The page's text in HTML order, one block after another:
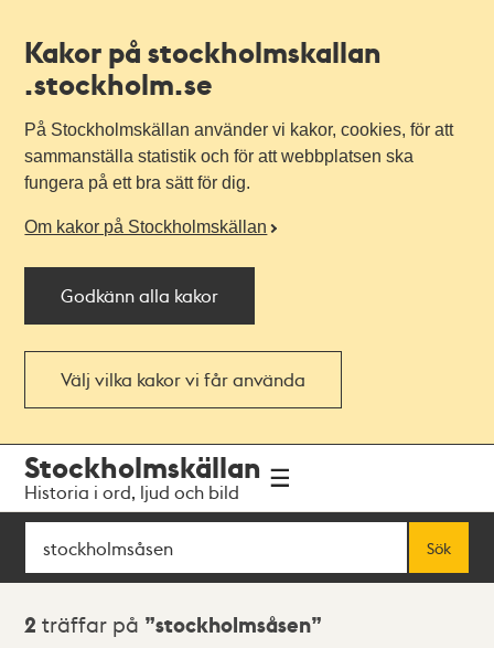
Kakor på stockholmskallan
.stockholm.se
På Stockholmskällan använder vi kakor, cookies, för att
sammanställa statistik och för att webbplatsen ska
fungera på ett bra sätt för dig.
Om kakor på Stockholmskällan
Godkänn alla kakor
Välj vilka kakor vi får använda
navigationen
huvudinnehållet
Stockholmskällan
Historia i ord, ljud och bild
Sök
Sök
Sökresultat
2 träffar på stockholmsåsen